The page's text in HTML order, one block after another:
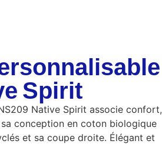
Spirit
Native Spirit associe confort,
conception en coton biologique
et sa coupe droite. Élégant et